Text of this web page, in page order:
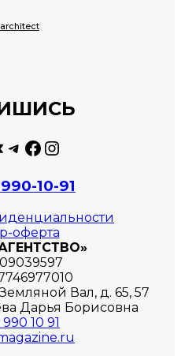
architect
Telegram
Facebook
Instagram
10-91
оферта
Вал, д. 65, 57
Дарья Борисовна
10 91